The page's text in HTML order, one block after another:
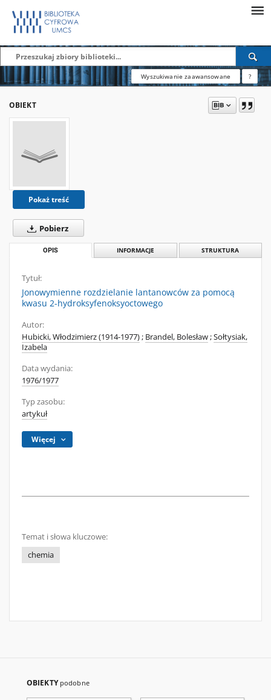
Wyszukiwanie zaawansowane ?
OBIEKT
Pokaż treść
Pobierz
OPIS INFORMACJE STRUKTURA
Tytuł:
Jonowymienne rozdzielanie lantanowców za pomocą
kwasu 2-hydroksyfenoksyoctowego
Autor:
Hubicki, Włodzimierz (1914-1977); Brandel, Bolesław;Sołtysiak,
Izabela
Data wydania:
1976/1977
Typ zasobu:
artykuł
Więcej
Temat i słowa kluczowe:
chemia
OBIEKTY podobne